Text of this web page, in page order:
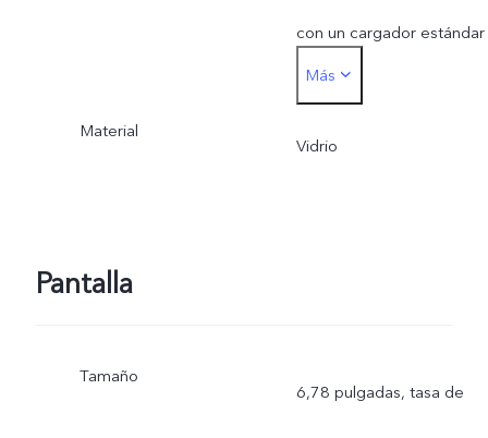
con un cargador estándar
vivo (adaptador
FlashCharge de 20 V/4 A)
ajusta dinámicamente a
Más
Material
Vidrio
Pantalla
Tamaño
6,78 pulgadas, tasa de